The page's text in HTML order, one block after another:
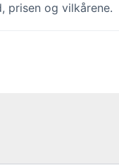
prisen og vilkårene.